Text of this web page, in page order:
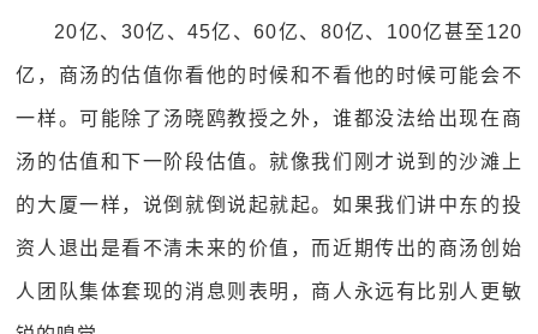
20亿、30亿、45亿、60亿、80亿、100亿甚至120
亿，商汤的估值你看他的时候和不看他的时候可能会不
一样。可能除了汤晓鸥教授之外，谁都没法给出现在商
汤的估值和下一阶段估值。就像我们刚才说到的沙滩上
的大厦一样，说倒就倒说起就起。如果我们讲中东的投
资人退出是看不清未来的价值，而近期传出的商汤创始
人团队集体套现的消息则表明，商人永远有比别人更敏